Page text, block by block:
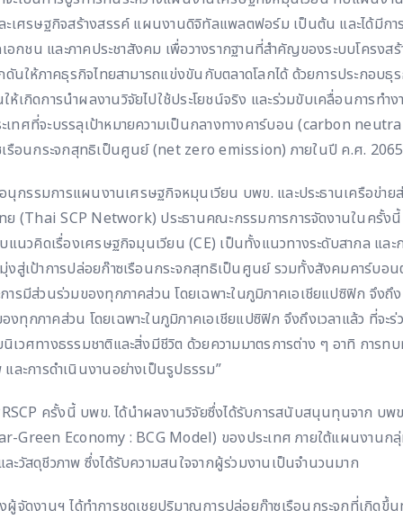
เศรษฐกิจสร้างสรรค์ แผนงานดิจิทัลแพลตฟอร์ม เป็นต้น และได้มีก
อกชน และภาคประชาสังคม เพื่อวางรากฐานที่สำคัญของระบบโครงส
ดันให้ภาคธุรกิจไทยสามารถแข่งขันกับตลาดโลกได้ ด้วยการประกอบ
เกิดการนำผลงานวิจัยไปใช้ประโยชน์จริง และร่วมขับเคลื่อนการทำ
ทศที่จะบรรลุเป้าหมายความเป็นกลางทางคาร์บอน (carbon
เรือนกระจกสุทธิเป็นศูนย์ (net zero emission) ภายในปี ค.ศ.
กรรมการแผนงานเศรษฐกิจหมุนเวียน บพข. และประธานเครือข่าย
(Thai SCP Network) ประธานคณะกรรมการการจัดงานในครั้งนี้
นวคิดเรื่องเศรษฐกิจมุนเวียน (CE) เป็นทั้งแนวทางระดับสากล และ
งสู่เป้าการปล่อยก๊าซเรือนกระจกสุทธิเป็นศูนย์ รวมทั้งสังคมคาร์บอน
รมีส่วนร่วมของทุกภาคส่วน โดยเฉพาะในภูมิภาคเอเชียแปซิฟิก จึงถึง
ทุกภาคส่วน โดยเฉพาะในภูมิภาคเอเชียแปซิฟิก จึงถึงเวลาแล้ว ที่จ
วศทางธรรมชาติและสิ่งมีชีวิต ด้วยความมาตรการต่าง ๆ อาทิ การท
ละการดำเนินงานอย่างเป็นรูปธรรม”
ครั้งนี้ บพข. ได้นำผลงานวิจัยซึ่งได้รับการสนับสนุนทุนจาก บ
Green Economy : BCG Model) ของประเทศ ภายใต้แผนงานก
วัสดุชีวภาพ ซึ่งได้รับความสนใจจากผู้ร่วมงานเป็นจำนวนมาก
จัดงานฯ ได้ทำการชดเชยปริมาณการปล่อยก๊าซเรือนกระจกที่เกิดขึ้